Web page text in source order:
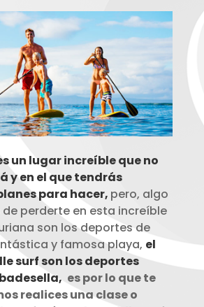
un lugar increíble que no
y en el que tendrás
para hacer, pero, algo
perderte en esta increíble
son los deportes de
y famosa playa, el
surf son los deportes
es por lo que te
realices una clase o